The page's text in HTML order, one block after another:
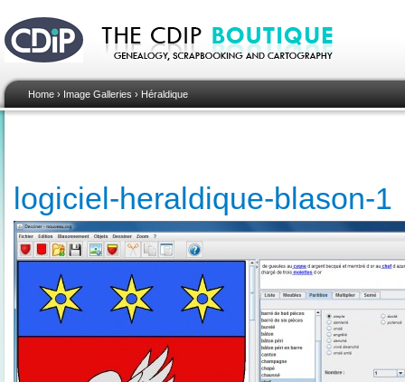
Home › Image Galleries › Héraldique
logiciel-heraldique-blason-1